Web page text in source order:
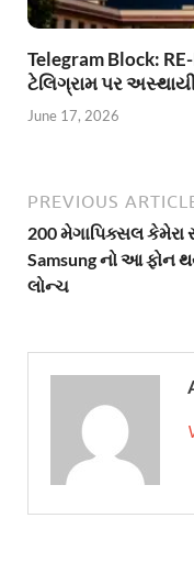
Telegram Block:
ટેલિગ્રામ પર
June 17, 2026
PREVIOUS
200 મેગાપિક્સલ કેમેરા
Samsung નો આ ફોન
લોન્ચ